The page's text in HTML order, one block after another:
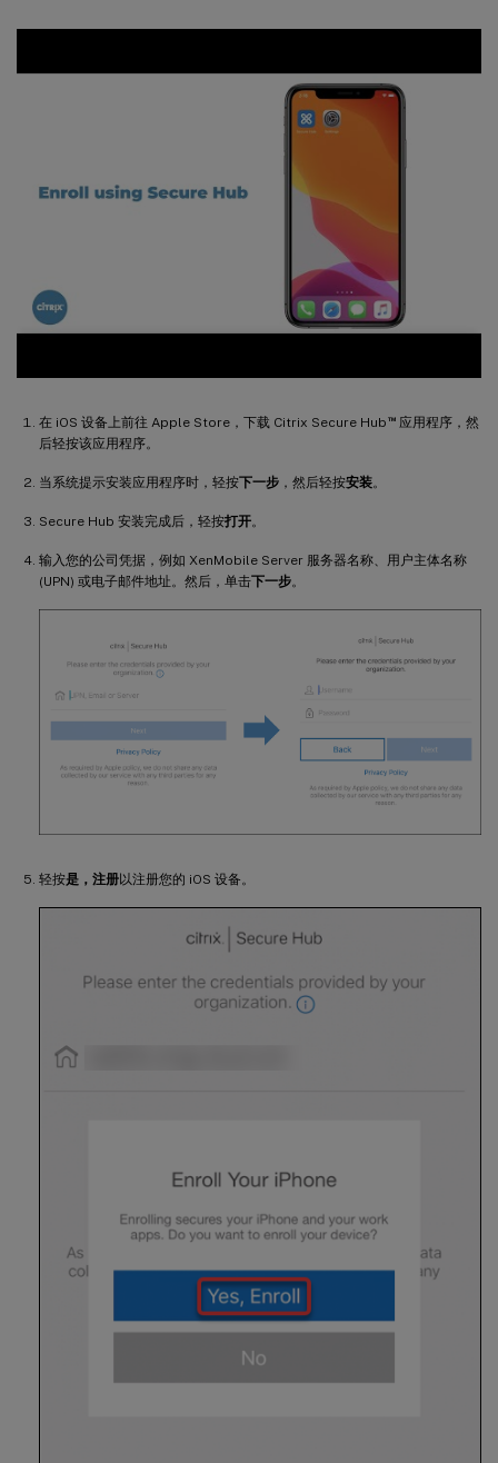
在 iOS 设备上前往 Apple Store，下载 Citrix Secure Hub ™应用程序，然
后轻按该应用程序。
当系统提示安装应用程序时，轻按下一步 ，然后轻按安装。
Secure Hub 安装完成后，轻按打开。
输入您的公司凭据，例如 XenMobile Server 服务器名称、用户主体名称
(UPN) 或电子邮件地址。然后，单击下一步。
轻按是，注册以注册您的 iOS 设备。